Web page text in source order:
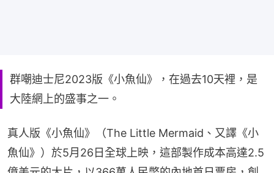
群嘲迪士尼2023版《小魚仙》，在過去10天裡，是
大陸網上的盛事之一。
真人版《小魚仙》（The Little Mermaid、又譯《小
魚仙》）於5月26日全球上映，這部製作成本高達2.5